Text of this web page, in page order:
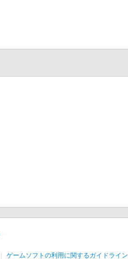
ゲームソフトの利用に関するガイドライン